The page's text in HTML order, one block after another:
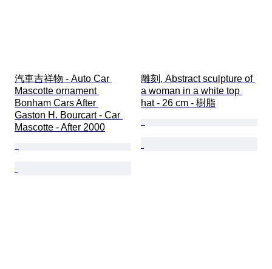
汽車吉祥物 - Auto Car
Mascotte ornament
Bonham Cars After
Gaston H. Bourcart - Car
Mascotte - After 2000
雕刻, Abstract sculpture of
a woman in a white top
hat - 26 cm - 樹脂